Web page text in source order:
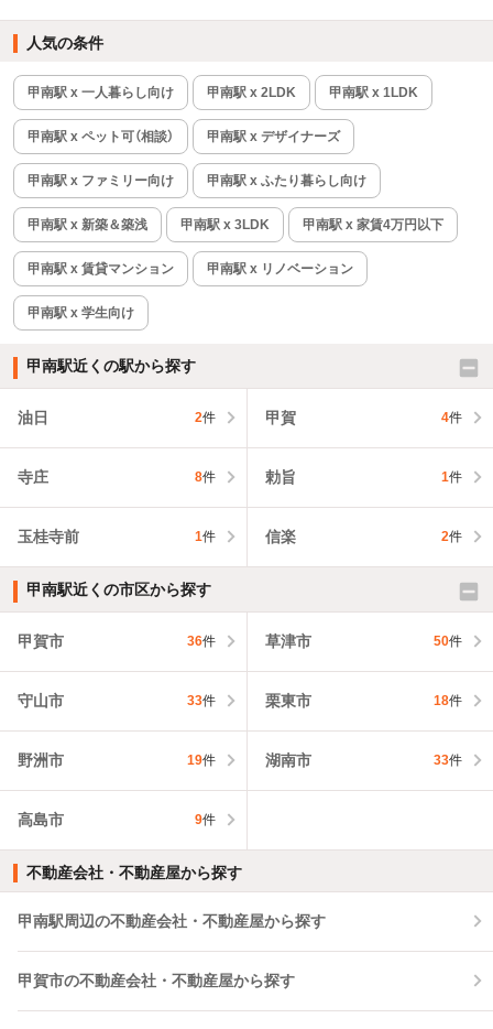
人気の条件
甲南駅 x 一人暮らし向け 甲南駅 x 2LDK 甲南駅 x 1LDK
甲南駅 x ペット可（相談） 甲南駅 x デザイナーズ
甲南駅 x ファミリー向け 甲南駅 x ふたり暮らし向け
甲南駅 x 新築＆築浅 甲南駅 x 3LDK 甲南駅 x 家賃4万円以下
甲南駅 x 賃貸マンション 甲南駅 x リノベーション
甲南駅 x 学生向け
甲南駅近くの駅から探す
油日 2件 甲賀 4件
寺庄 8件 勅旨 1件
玉桂寺前 1件 信楽 2件
甲南駅近くの市区から探す
甲賀市 36件 草津市 50件
守山市 33件 栗東市 18件
野洲市 19件 湖南市 33件
高島市 9件
不動産会社・不動産屋から探す
甲南駅周辺の不動産会社・不動産屋から探す
甲賀市の不動産会社・不動産屋から探す